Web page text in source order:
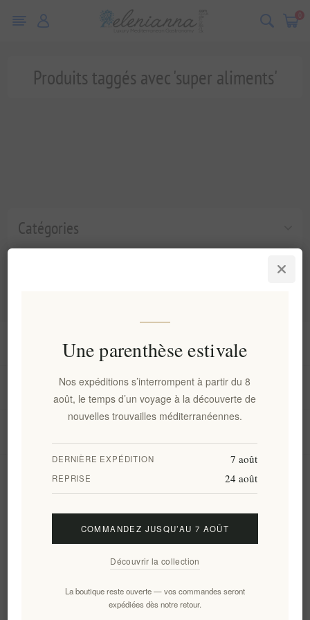
0
Catégories
Produits taggés avec 'super aliments'
Information
Mon compte
S'abonner Se désinscrire
Une parenthèse estivale
Nos expéditions s’interrompent à partir du 8
août, le temps d’un voyage à la découverte de
nouvelles trouvailles méditerranéennes.
DERNIÈRE EXPÉDITION 7 août
REPRISE 24 août
COMMANDEZ JUSQU’AU 7 AOÛT
Découvrir la collection
La boutique reste ouverte — vos commandes seront
expédiées dès notre retour.